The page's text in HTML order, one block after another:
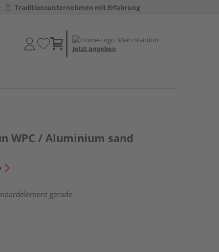
Traditionsunternehmen mit Erfahrung
Mein Standort:
Jetzt angeben
WPC / Aluminium sand
gerade